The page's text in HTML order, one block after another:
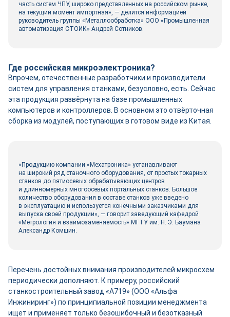
часть систем ЧПУ, широко представленных на российском рынке,
на текущий момент импортная», — делится информацией
руководитель группы «Металлообработка» ООО «Промышленная
автоматизация СТОИК» Андрей Сотников.
Где российская микроэлектроника?
Впрочем, отечественные разработчики и производители
систем для управления станками, безусловно, есть. Сейчас
эта продукция развёрнута на базе промышленных
компьютеров и контроллеров. В основном это отвёрточная
сборка из модулей, поступающих в готовом виде из Китая.
«Продукцию компании «Мехатроника» устанавливают
на широкий ряд станочного оборудования, от простых токарных
станков до пятиосевых обрабатывающих центров
и длинномерных многоосевых портальных станков. Большое
количество оборудования в составе станков уже введено
в эксплуатацию и используется конечными заказчиками для
выпуска своей продукции», ― говорит заведующий кафедрой
«Метрология и взаимозаменяемость» МГТУ им. Н. Э. Баумана
Александр Комшин.
Перечень достойных внимания производителей микросхем
периодически дополняют. К примеру, российский
станкостроительный завод «А719» (ООО «Альфа
Инжиниринг») по принципиальной позиции менеджмента
ищет и применяет только безошибочный и безотказный